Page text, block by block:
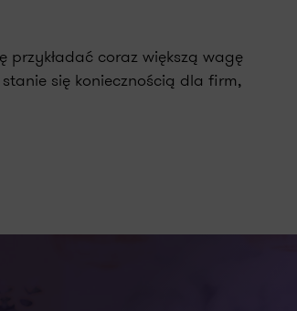
przykładać coraz większą wagę
się koniecznością dla firm,